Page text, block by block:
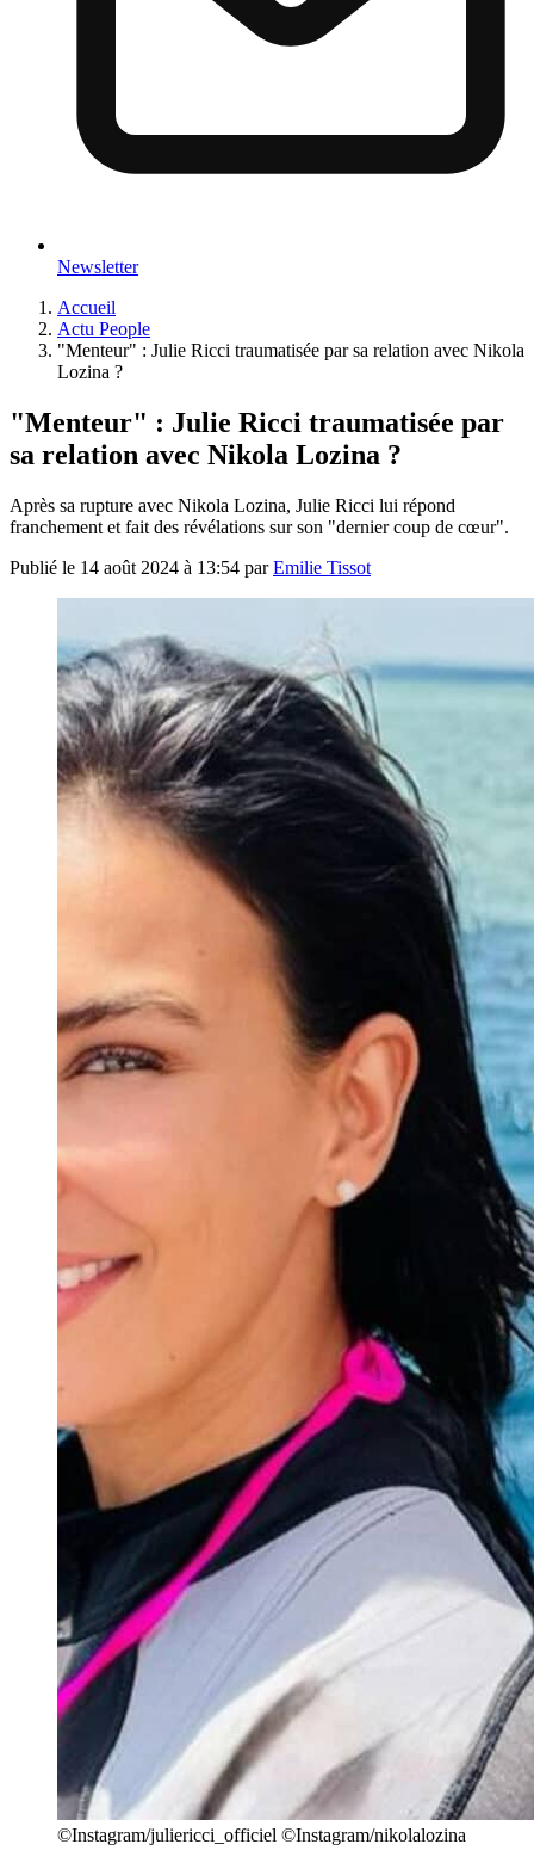
Newsletter
Accueil
Actu People
"Menteur" : Julie Ricci traumatisée par sa relation avec Nikola
Lozina ?
"Menteur" : Julie Ricci traumatisée par
sa relation avec Nikola Lozina ?
Après sa rupture avec Nikola Lozina, Julie Ricci lui répond
franchement et fait des révélations sur son "dernier coup de cœur".
Publié le 14 août 2024 à 13:54 parEmilie Tissot
©Instagram/juliericci_officiel ©Instagram/nikolalozina